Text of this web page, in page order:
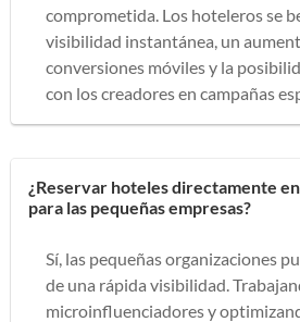
comprometida. Los hoteleros se
visibilidad instantánea, un
conversiones móviles y la
con los creadores en campañas
¿Reservar hoteles directamente
para las pequeñas empresas?
Sí, las pequeñas organizaciones
de una rápida visibilidad.
microinfluenciadores y